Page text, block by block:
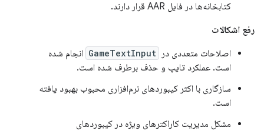
کتابخانه‌ها در فایل AAR قرار دارند.
رفع اشکالات
اصلاحات متعددی در
GameTextInput انجام شده
است. عملکرد تایپ و حذف برطرف شده است.
سازگاری با اکثر کیبوردهای نرم‌افزاری محبوب بهبود یافته
است.
مشکل مدیریت کاراکترهای ویژه در کیبوردهای